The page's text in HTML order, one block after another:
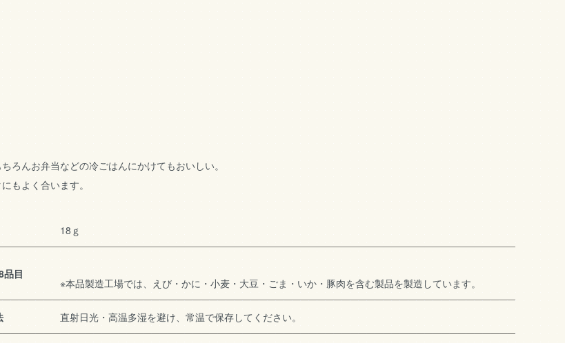
ろんお弁当などの冷ごはんにかけてもおいしい。
もよく合います。
18ｇ
品目
※本品製造工場では、えび・かに・小麦・大豆・ごま・いか・豚肉を含む製品を製造しています。
直射日光・高温多湿を避け、常温で保存してください。